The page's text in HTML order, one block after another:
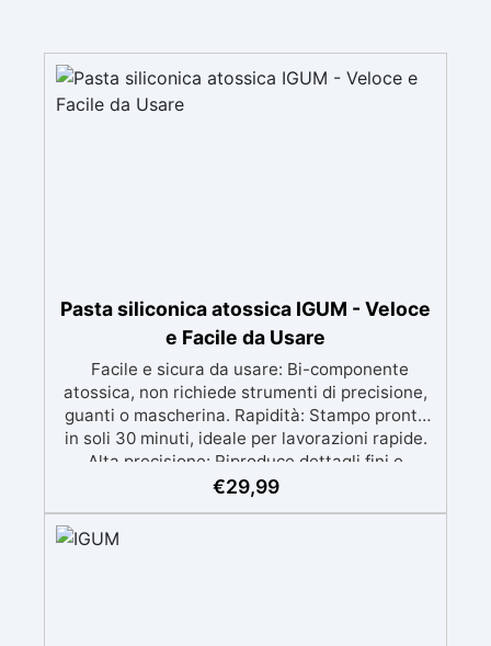
Pasta siliconica atossica IGUM - Veloce
e Facile da Usare
Facile e sicura da usare: Bi-componente
atossica, non richiede strumenti di precisione,
guanti o mascherina. Rapidità: Stampo pronto
in soli 30 minuti, ideale per lavorazioni rapide.
Alta precisione: Riproduce dettagli fini e
complessi con un risultato professionale.
metallo a basso punto di fusione, sapone e
cemento. Resistente e durevole: Consente oltre
€29,99